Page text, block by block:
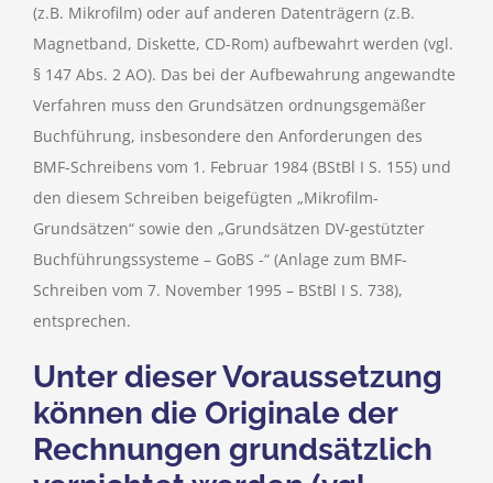
(z.B. Mikrofilm) oder auf anderen Datenträgern (z.B.
Magnetband, Diskette, CD-Rom) aufbewahrt werden (vgl.
§ 147 Abs. 2 AO). Das bei der Aufbewahrung angewandte
Verfahren muss den Grundsätzen ordnungsgemäßer
Buchführung, insbesondere den Anforderungen des
BMF-Schreibens vom 1. Februar 1984 (BStBl I S. 155) und
den diesem Schreiben beigefügten „Mikrofilm-
Grundsätzen“ sowie den „Grundsätzen DV-gestützter
Buchführungssysteme – GoBS -“ (Anlage zum BMF-
Schreiben vom 7. November 1995 – BStBl I S. 738),
entsprechen.
Unter dieser Voraussetzung
können die Originale der
Rechnungen grundsätzlich